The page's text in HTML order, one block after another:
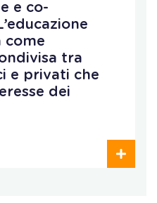
e co-
come
tra
e privati che
dei